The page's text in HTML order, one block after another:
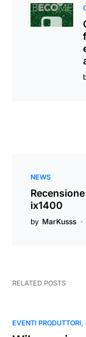
NEWS
ix1400
by MarKusss
RELATED POSTS
EVENTI PRODUTTORI